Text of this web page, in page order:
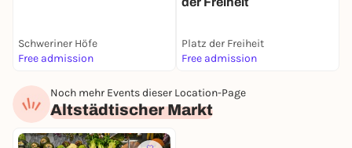
Schweriner Höfe
Free admission
Platz der Freiheit
Free admission
Noch mehr Events dieser Location-Page
Altstädtischer Markt